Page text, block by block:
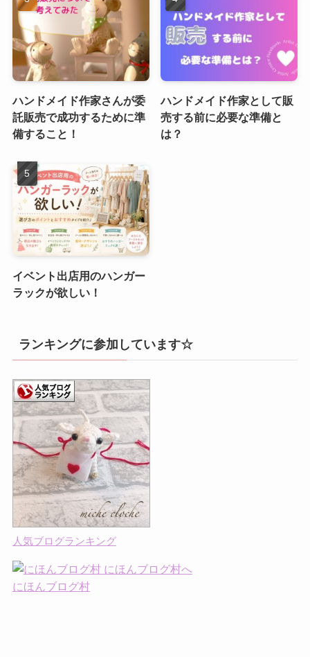
ハンドメイド作家さんが委
託販売で成功するために準
備すること！
ハンドメイド作家として販
売する前に必要な準備と
は？
イベント出店用のハンガー
ラックが欲しい！
ランキングに参加しています☆
人気ブログランキング
にほんブログ村